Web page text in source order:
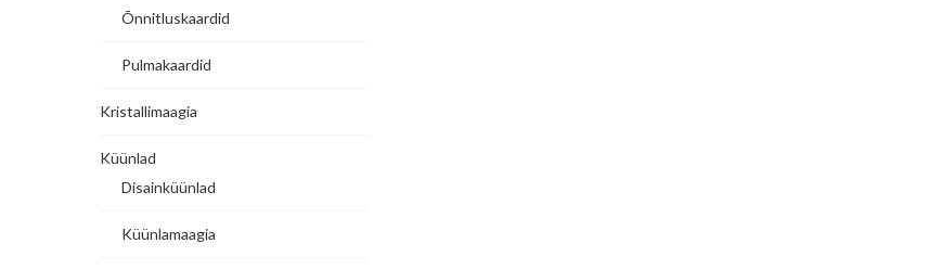
Õnnitluskaardid
Pulmakaardid
Kristallimaagia
Küünlad
Disainküünlad
Küünlamaagia